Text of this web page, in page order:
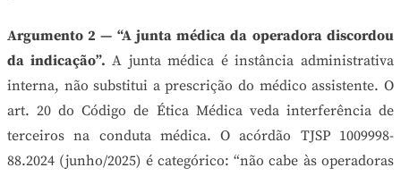
Argumento 2 — “A junta médica da operadora discordou
da indicação”. A junta médica é instância administrativa
interna, não substitui a prescrição do médico assistente. O
art. 20 do Código de Ética Médica veda interferência de
terceiros na conduta médica. O acórdão TJSP 1009998-
88.2024 (junho/2025) é categórico: “não cabe às operadoras